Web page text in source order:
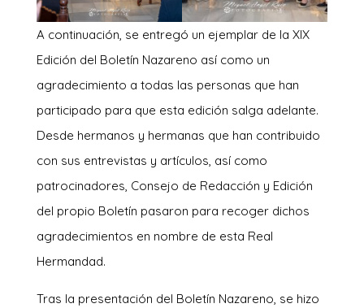
A continuación, se entregó un ejemplar de la XIX
Edición del Boletín Nazareno así como un
agradecimiento a todas las personas que han
participado para que esta edición salga adelante.
Desde hermanos y hermanas que han contribuido
con sus entrevistas y artículos, así como
patrocinadores, Consejo de Redacción y Edición
del propio Boletín pasaron para recoger dichos
agradecimientos en nombre de esta Real
Hermandad.
Tras la presentación del Boletín Nazareno, se hizo